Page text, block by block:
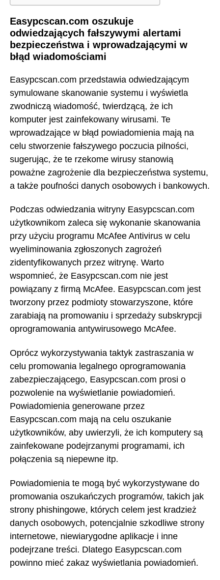
Easypcscan.com oszukuje
odwiedzających fałszywymi alertami
bezpieczeństwa i wprowadzającymi w
błąd wiadomościami
Easypcscan.com przedstawia odwiedzającym
symulowane skanowanie systemu i wyświetla
zwodniczą wiadomość, twierdzącą, że ich
komputer jest zainfekowany wirusami. Te
wprowadzające w błąd powiadomienia mają na
celu stworzenie fałszywego poczucia pilności,
sugerując, że te rzekome wirusy stanowią
poważne zagrożenie dla bezpieczeństwa systemu,
a także poufności danych osobowych i bankowych.
Podczas odwiedzania witryny Easypcscan.com
użytkownikom zaleca się wykonanie skanowania
przy użyciu programu McAfee Antivirus w celu
wyeliminowania zgłoszonych zagrożeń
zidentyfikowanych przez witrynę. Warto
wspomnieć, że Easypcscan.com nie jest
powiązany z firmą McAfee. Easypcscan.com jest
tworzony przez podmioty stowarzyszone, które
zarabiają na promowaniu i sprzedaży subskrypcji
oprogramowania antywirusowego McAfee.
Oprócz wykorzystywania taktyk zastraszania w
celu promowania legalnego oprogramowania
zabezpieczającego, Easypcscan.com prosi o
pozwolenie na wyświetlanie powiadomień.
Powiadomienia generowane przez
Easypcscan.com mają na celu oszukanie
użytkowników, aby uwierzyli, że ich komputery są
zainfekowane podejrzanymi programami, ich
połączenia są niepewne itp.
Powiadomienia te mogą być wykorzystywane do
promowania oszukańczych programów, takich jak
strony phishingowe, których celem jest kradzież
danych osobowych, potencjalnie szkodliwe strony
internetowe, niewiarygodne aplikacje i inne
podejrzane treści. Dlatego Easypcscan.com
powinno mieć zakaz wyświetlania powiadomień.